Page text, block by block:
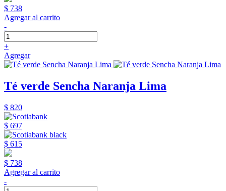
$ 738
Agregar al carrito
-
+
Agregar
Té verde Sencha Naranja Lima
$ 820
$ 697
$ 615
$ 738
Agregar al carrito
-